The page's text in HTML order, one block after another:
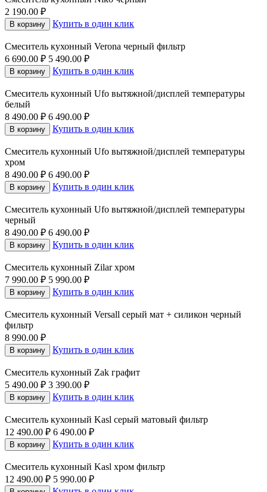
2 190.00 ₽
В корзину Купить в один клик
Смеситель кухонный Verona черный фильтр
6 690.00 ₽ 5 490.00 ₽
В корзину Купить в один клик
Смеситель кухонный Ufo вытяжной/дисплей температуры
белый
8 490.00 ₽ 6 490.00 ₽
В корзину Купить в один клик
Смеситель кухонный Ufo вытяжной/дисплей температуры
хром
8 490.00 ₽ 6 490.00 ₽
В корзину Купить в один клик
Смеситель кухонный Ufo вытяжной/дисплей температуры
черный
8 490.00 ₽ 6 490.00 ₽
В корзину Купить в один клик
Смеситель кухонный Zilar хром
7 990.00 ₽ 5 990.00 ₽
В корзину Купить в один клик
Смеситель кухонный Versall серый мат + силикон черный
фильтр
8 990.00 ₽
В корзину Купить в один клик
Смеситель кухонный Zak графит
5 490.00 ₽ 3 390.00 ₽
В корзину Купить в один клик
Смеситель кухонный Kasl серый матовый фильтр
12 490.00 ₽ 6 490.00 ₽
В корзину Купить в один клик
Смеситель кухонный Kasl хром фильтр
12 490.00 ₽ 5 990.00 ₽